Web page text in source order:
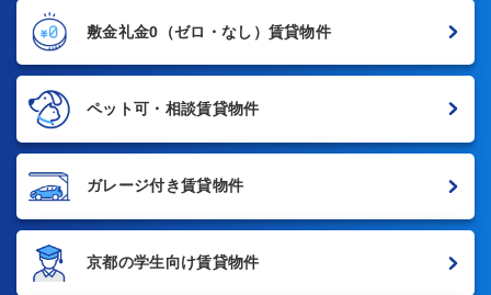
敷金礼金0 （ゼロ・なし）賃貸物件
ペット可・相談賃貸物件
ガレージ付き賃貸物件
京都の学生向け賃貸物件